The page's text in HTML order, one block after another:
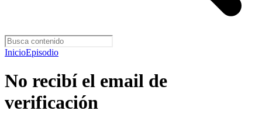
InicioEpisodio
No recibí el email de
verificación